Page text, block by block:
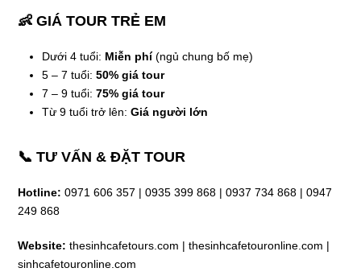
👶 GIÁ TOUR TRẺ EM
Dưới 4 tuổi: Miễn phí(ngủ chung bố mẹ)
5 – 7 tuổi:50% giá tour
7 – 9 tuổi:75% giá tour
Từ 9 tuổi trở lên:Giá người lớn
📞 TƯ VẤN & ĐẶT TOUR
Hotline: 0971 606 357 | 0935 399 868 | 0937 734 868 | 0947
249 868
Website: thesinhcafetours.com | thesinhcafetouronline.com |
sinhcafetouronline.com